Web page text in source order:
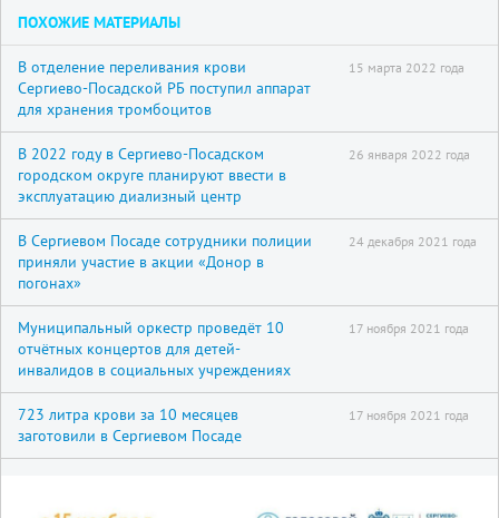
ПОХОЖИЕ МАТЕРИАЛЫ
В отделение переливания крови
Сергиево-Посадской РБ поступил аппарат
для хранения тромбоцитов
15 марта 2022 года
В 2022 году в Сергиево-Посадском
городском округе планируют ввести в
эксплуатацию диализный центр
26 января 2022 года
В Сергиевом Посаде сотрудники полиции
приняли участие в акции «Донор в
погонах»
24 декабря 2021 года
Муниципальный оркестр проведёт 10
отчётных концертов для детей-
инвалидов в социальных учреждениях
17 ноября 2021 года
723 литра крови за 10 месяцев
заготовили в Сергиевом Посаде
17 ноября 2021 года